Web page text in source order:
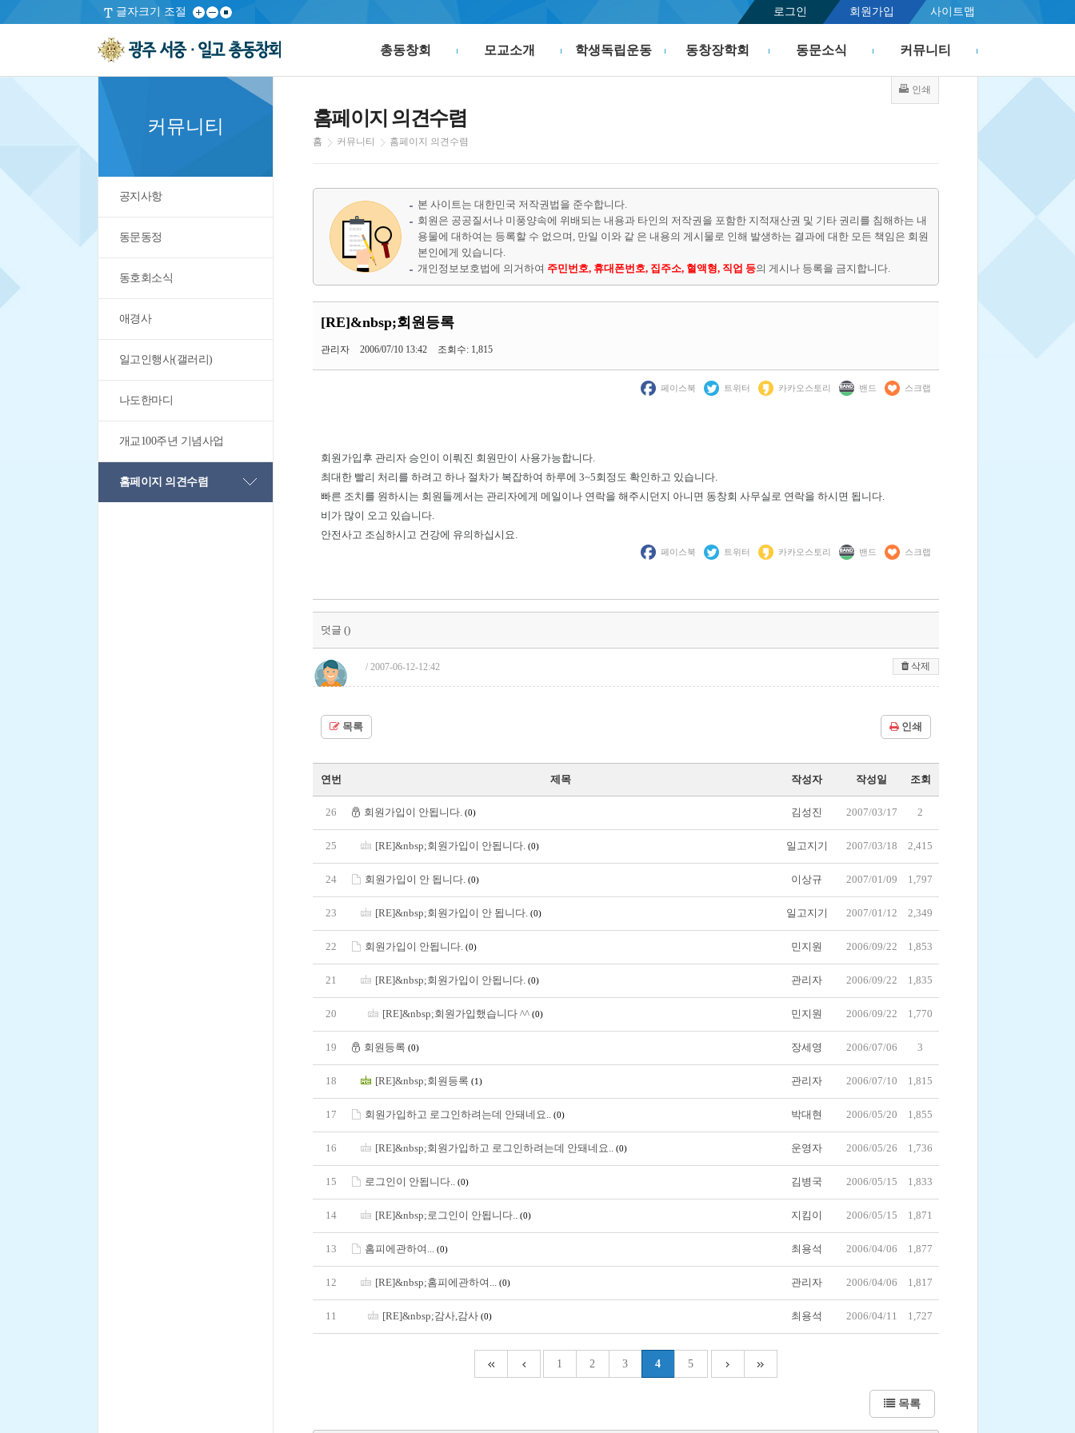
글자크기 조절 로그인 회원가입 사이트맵
총동창회 모교소개 학생독립운동 동창장학회 동문소식 커뮤니티
커뮤니티
공지사항
동문동정
동호회소식
애경사
일고인행사(갤러리)
나도한마디
개교100주년 기념사업
홈페이지 의견수렴
홈페이지 의견수렴
홈 커뮤니티 홈페이지 의견수렴
인쇄
본 사이트는 대한민국 저작권법을 준수합니다.
회원은 공공질서나 미풍양속에 위배되는 내용과 타인의 저작권을 포함한 지적재산권 및 기타 권리를 침해하는 내
용물에 대하여는 등록할 수 없으며, 만일 이와 같 은 내용의 게시물로 인해 발생하는 결과에 대한 모든 책임은 회원
본인에게 있습니다.
개인정보보호법에 의거하여 주민번호, 휴대폰번호, 집주소, 혈액형, 직업 등의 게시나 등록을 금지합니다.
[RE]&nbsp;회원등록
관리자 2006/07/10 13:42 조회수: 1,815
페이스북 트위터 카카오스토리 밴드 스크랩
회원가입후 관리자 승인이 이뤄진 회원만이 사용가능합니다.
최대한 빨리 처리를 하려고 하나 절차가 복잡하여 하루에 3~5회정도 확인하고 있습니다.
빠른 조치를 원하시는 회원들께서는 관리자에게 메일이나 연락을 해주시던지 아니면 동창회 사무실로 연락을 하시면 됩니다.
비가 많이 오고 있습니다.
안전사고 조심하시고 건강에 유의하십시요.
페이스북 트위터 카카오스토리 밴드 스크랩
덧글 ()
/ 2007-06-12-12:42 삭제
목록 인쇄
연번 제목 작성자 작성일 조회
26 회원가입이 안됩니다. (0) 김성진 2007/03/17 2
25 [RE]&nbsp;회원가입이 안됩니다. (0) 일고지기 2007/03/18 2,415
24 회원가입이 안 됩니다. (0) 이상규 2007/01/09 1,797
23 [RE]&nbsp;회원가입이 안 됩니다. (0) 일고지기 2007/01/12 2,349
22 회원가입이 안됩니다. (0) 민지원 2006/09/22 1,853
21 [RE]&nbsp;회원가입이 안됩니다. (0) 관리자 2006/09/22 1,835
20 [RE]&nbsp;회원가입했습니다 ^^ (0) 민지원 2006/09/22 1,770
19 회원등록 (0) 장세영 2006/07/06 3
18 [RE]&nbsp;회원등록 (1) 관리자 2006/07/10 1,815
17 회원가입하고 로그인하려는데 안돼네요.. (0) 박대현 2006/05/20 1,855
16 [RE]&nbsp;회원가입하고 로그인하려는데 안돼네요.. (0) 운영자 2006/05/26 1,736
15 로그인이 안됩니다.. (0) 김병국 2006/05/15 1,833
14 [RE]&nbsp;로그인이 안됩니다.. (0) 지킴이 2006/05/15 1,871
13 홈피에관하여... (0) 최용석 2006/04/06 1,877
12 [RE]&nbsp;홈피에관하여... (0) 관리자 2006/04/06 1,817
11 [RE]&nbsp;감사,감사 (0) 최용석 2006/04/11 1,727
1 2 3 4 5
목록